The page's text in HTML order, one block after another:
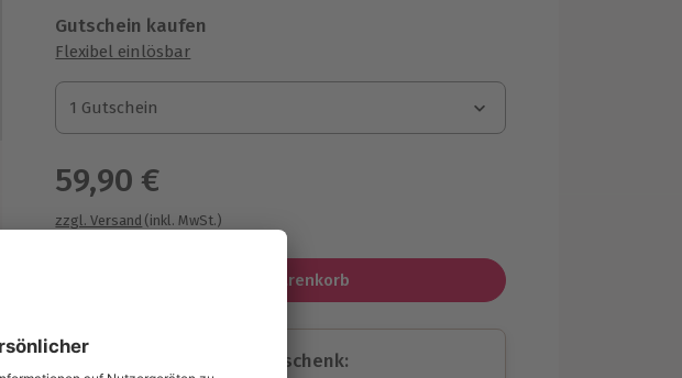
Gutschein kaufen
Flexibel einlösbar
1 Gutschein
1 Gutschein
1 Gutschein
59,90 €
zzgl. Versand (inkl. MwSt.)
In den Warenkorb
Immer das passende Geschenk: